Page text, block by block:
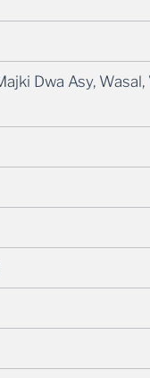
Dwa Asy, Wasal,